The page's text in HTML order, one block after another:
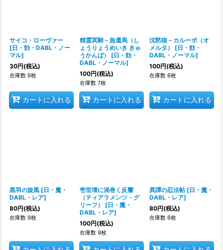
サイコ・ローヴァー
[日・効・DABL・ノー
マル]
30円(税込)
在庫数 9枚
カートに入れる
精霊冥騎－急還馬（し
ょうりょうめいき きゅ
うかんば）
[日・効・
DABL・ノーマル]
100円(税込)
在庫数 7枚
カートに入れる
沈黙狼－カルーポ（オ
メルタ）
[日・効・
DABL・ノーマル]
100円(税込)
在庫数 6枚
カートに入れる
黒羽の旋風 [日・魔・
DABL・レア]
80円(税込)
在庫数 9枚
壱世壊に渦巻く反響
（ティアラメンツ・グ
リーフ）
[日・魔・
DABL・レア]
100円(税込)
在庫数 9枚
異譚の忍法帖 [日・魔・
DABL・レア]
80円(税込)
在庫数 6枚